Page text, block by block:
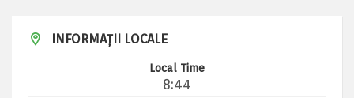
INFORMAȚII LOCALE
Local Time
8:44